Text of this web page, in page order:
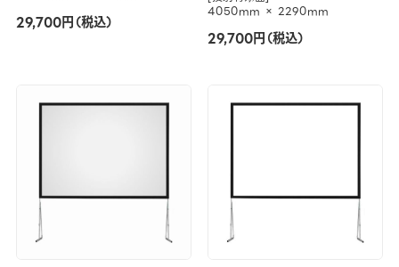
29,700円（税込）
4050mm × 2290mm
29,700円（税込）